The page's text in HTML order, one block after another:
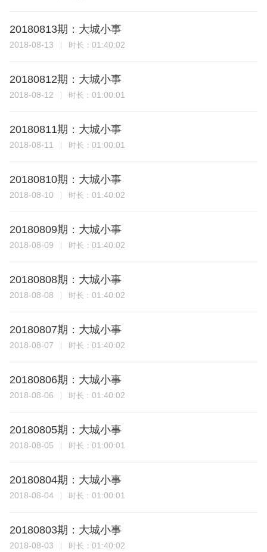
20180813期：大城小事
2018-08-13 时长： 01:40:02
20180812期：大城小事
2018-08-12 时长： 01:00:01
20180811期：大城小事
2018-08-11 时长： 01:00:01
20180810期：大城小事
2018-08-10 时长： 01:40:02
20180809期：大城小事
2018-08-09 时长： 01:40:02
20180808期：大城小事
2018-08-08 时长： 01:40:02
20180807期：大城小事
2018-08-07 时长： 01:40:02
20180806期：大城小事
2018-08-06 时长： 01:40:02
20180805期：大城小事
2018-08-05 时长： 01:00:01
20180804期：大城小事
2018-08-04 时长： 01:00:01
20180803期：大城小事
2018-08-03 时长： 01:40:02